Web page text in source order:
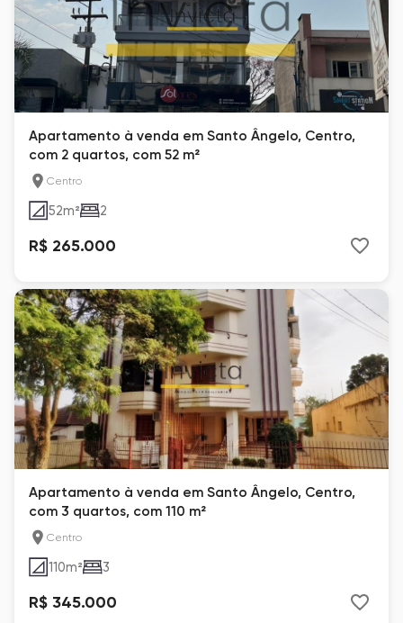
Apartamento à venda em Santo Ângelo, Centro,
com 2 quartos, com 52 m²
Centro
52m² 2
R$ 265.000
Apartamento à venda em Santo Ângelo, Centro,
com 3 quartos, com 110 m²
Centro
110m² 3
R$ 345.000